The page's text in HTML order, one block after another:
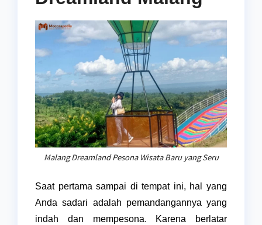
Malang Dreamland Pesona Wisata Baru yang Seru
Saat pertama sampai di tempat ini, hal yang
Anda sadari adalah pemandangannya yang
indah dan mempesona. Karena berlatar